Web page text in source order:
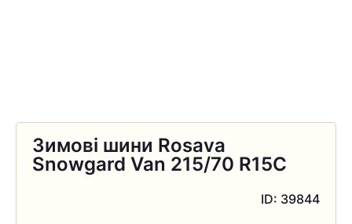
Зимові шини Rosava
Snowgard Van 215/70 R15C
ID: 39844